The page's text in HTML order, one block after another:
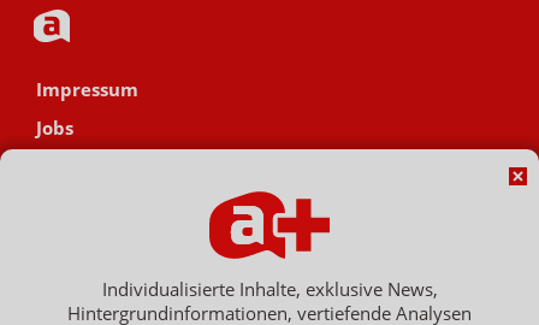
Impressum
Jobs
Hinweisgebersystem
Vertrag widerrufen
Individualisierte Inhalte, exklusive News,
Hintergrundinformationen, vertiefende Analysen